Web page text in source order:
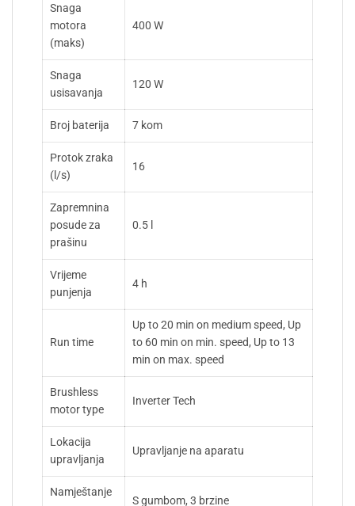
Snaga
motora
(maks)
400 W
Snaga
usisavanja
120 W
Broj baterija 7 kom
Protok zraka
(l/s)
16
Zapremnina
posude za
prašinu
0.5 l
Vrijeme
punjenja
4 h
Run time
Up to 20 min on medium speed, Up
to 60 min on min. speed, Up to 13
min on max. speed
Brushless
motor type
Inverter Tech
Lokacija
upravljanja
Upravljanje na aparatu
Namještanje
S gumbom, 3 brzine